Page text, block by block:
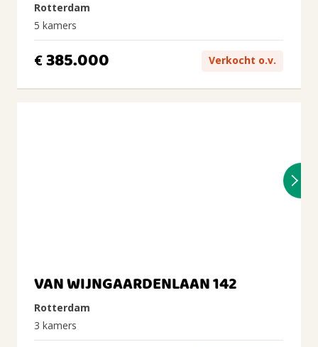
Rotterdam
5 kamers
€385.000 Verkocht o.v.
VAN WIJNGAARDENLAAN 142
Rotterdam
3 kamers